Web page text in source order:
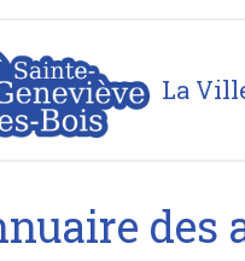
La
>Tous les annuaires
des